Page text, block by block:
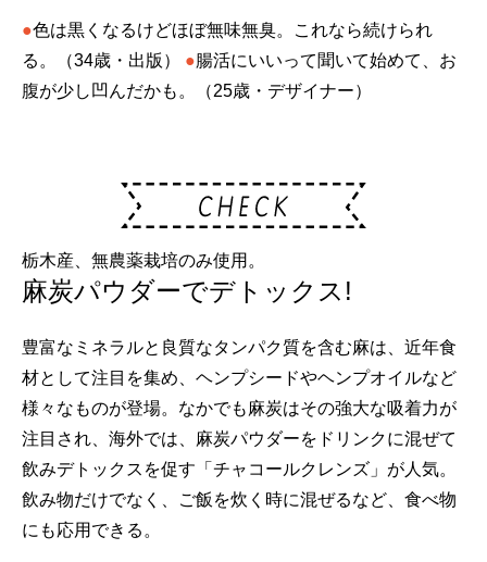
●色は黒くなるけどほぼ無味無臭。これなら続けられ
る。（34歳・出版）
●腸活にいいって聞いて始めて、お
腹が少し凹んだかも。（25歳・デザイナー）
栃木産、無農薬栽培のみ使用。
麻炭パウダーでデトックス!
豊富なミネラルと良質なタンパク質を含む麻は、近年食
材として注目を集め、ヘンプシードやヘンプオイルなど
様々なものが登場。なかでも麻炭はその強大な吸着力が
注目され、海外では、麻炭パウダーをドリンクに混ぜて
飲みデトックスを促す「チャコールクレンズ」が人気。
飲み物だけでなく、ご飯を炊く時に混ぜるなど、食べ物
にも応用できる。